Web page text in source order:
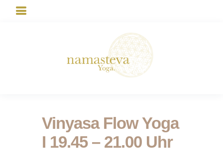
Vinyasa Flow Yoga
I 19.45 – 21.00 Uhr